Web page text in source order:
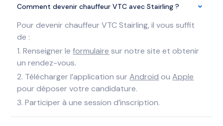
Comment devenir chauffeur VTC avec Stairling ?
Pour devenir chauffeur VTC Stairling, il vous suffit
de :
1. Renseigner leformulaire sur notre site et obtenir
un rendez-vous.
2. Télécharger l’application surAndroid ouApple
pour déposer votre candidature.
3. Participer à une session d’inscription.